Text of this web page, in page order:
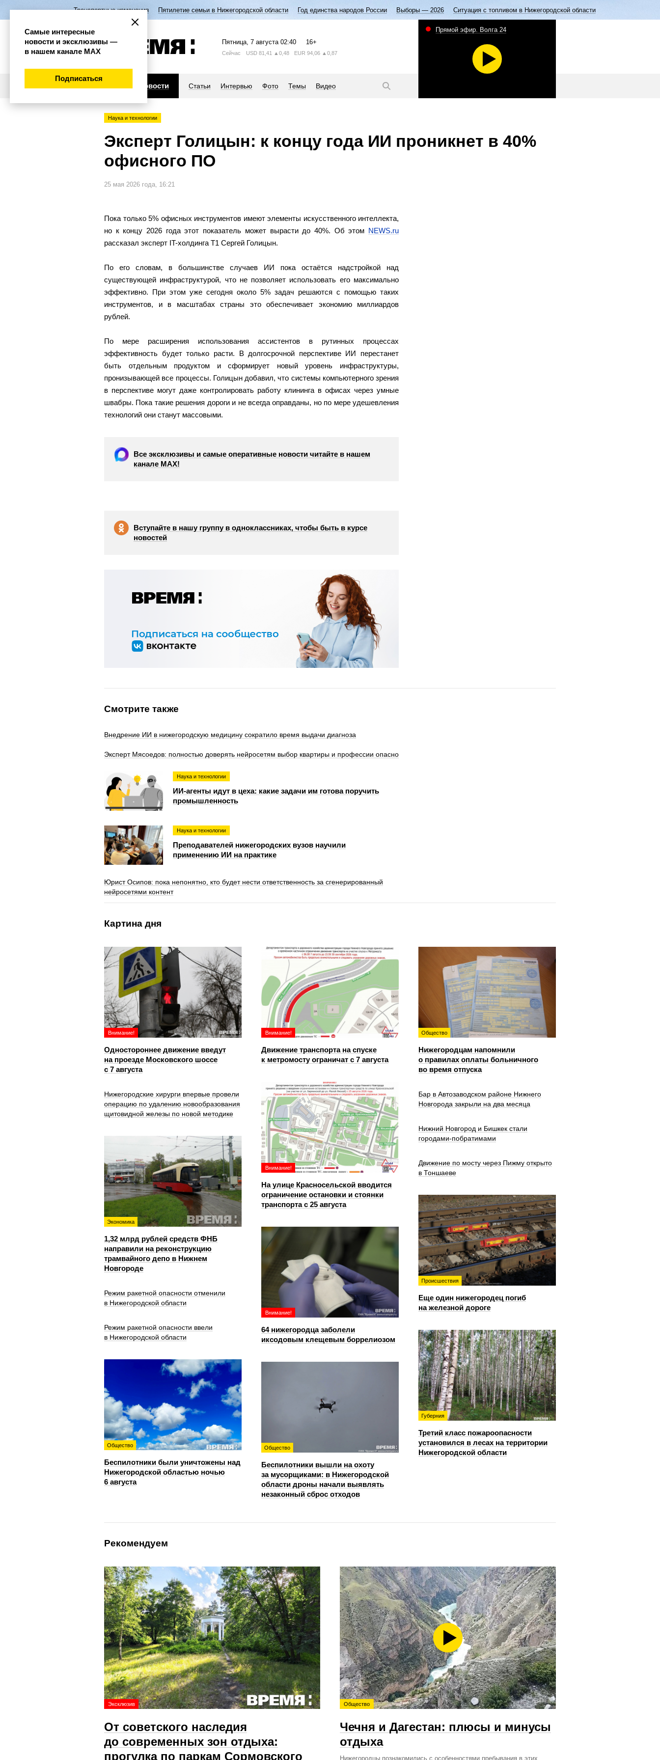
Транспортные изменения Пятилетие семьи в Нижегородской области Год единства народов России Выборы — 2026 Ситуация с топливом в Нижегородской области
Пятница, 7 августа 02:40 16+
Сейчас USD 81,41 ▲0,48 EUR 94,06 ▲0,87
Новости Статьи Интервью Фото Темы Видео
Прямой эфир. Волга 24
Наука и технологии
Эксперт Голицын: к концу года ИИ проникнет в 40%
офисного ПО
25 мая 2026 года, 16:21
Пока только 5% офисных инструментов имеют элементы искусственного интеллекта,
но к концу 2026 года этот показатель может вырасти до 40%. Об этом NEWS.ru
рассказал эксперт IT-холдинга Т1 Сергей Голицын.
По его словам, в большинстве случаев ИИ пока остаётся надстройкой над
существующей инфраструктурой, что не позволяет использовать его максимально
эффективно. При этом уже сегодня около 5% задач решаются с помощью таких
инструментов, и в масштабах страны это обеспечивает экономию миллиардов
рублей.
По мере расширения использования ассистентов в рутинных процессах
эффективность будет только расти. В долгосрочной перспективе ИИ перестанет
быть отдельным продуктом и сформирует новый уровень инфраструктуры,
пронизывающей все процессы. Голицын добавил, что системы компьютерного зрения
в перспективе могут даже контролировать работу клининга в офисах через умные
швабры. Пока такие решения дороги и не всегда оправданы, но по мере удешевления
технологий они станут массовыми.
Все эксклюзивы и самые оперативные новости читайте в нашем
канале МАХ!
Вступайте в нашу группу в одноклассниках, чтобы быть в курсе
новостей
Смотрите также
Внедрение ИИ в нижегородскую медицину сократило время выдачи диагноза
Эксперт Мясоедов: полностью доверять нейросетям выбор квартиры и профессии опасно
Наука и технологии
ИИ-агенты идут в цеха: какие задачи им готова поручить
промышленность
Наука и технологии
Преподавателей нижегородских вузов научили
применению ИИ на практике
Юрист Осипов: пока непонятно, кто будет нести ответственность за сгенерированный
нейросетями контент
Картина дня
Внимание!
Одностороннее движение введут
на проезде Московского шоссе
с 7 августа
Внимание!
Движение транспорта на спуске
к метромосту ограничат с 7 августа
Общество
Нижегородцам напомнили
о правилах оплаты больничного
во время отпуска
Внимание!
На улице Красносельской вводится
ограничение остановки и стоянки
транспорта с 25 августа
Нижегородские хирурги впервые провели
операцию по удалению новообразования
щитовидной железы по новой методике
Бар в Автозаводском районе Нижнего
Новгорода закрыли на два месяца
Нижний Новгород и Бишкек стали
городами-побратимами
Экономика
1,32 млрд рублей средств ФНБ
направили на реконструкцию
трамвайного депо в Нижнем
Новгороде
Движение по мосту через Пижму открыто
в Тоншаеве
Происшествия
Еще один нижегородец погиб
на железной дороге
Внимание!
64 нижегородца заболели
иксодовым клещевым боррелиозом
Режим ракетной опасности отменили
в Нижегородской области
Режим ракетной опасности ввели
в Нижегородской области
Губерния
Третий класс пожароопасности
установился в лесах на территории
Нижегородской области
Общество
Беспилотники были уничтожены над
Нижегородской областью ночью
6 августа
Общество
Беспилотники вышли на охоту
за мусорщиками: в Нижегородской
области дроны начали выявлять
незаконный сброс отходов
Рекомендуем
Эксклюзив
От советского наследия
до современных зон отдыха:
прогулка по паркам Сормовского
Общество
Чечня и Дагестан: плюсы и минусы
отдыха
Нижегородцы познакомились с особенностями пребывания в этих
Самые интересные
новости и эксклюзивы —
в нашем канале МАХ
Подписаться